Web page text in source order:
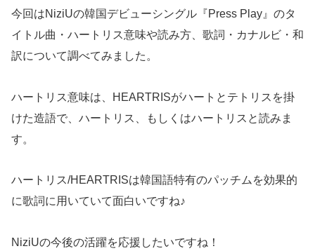
今回はNiziUの韓国デビューシングル『Press Play』のタ
イトル曲・ハートリス意味や読み方、歌詞・カナルビ・和
訳について調べてみました。
ハートリス意味は、HEARTRISがハートとテトリスを掛
けた造語で、ハートリス、もしくはハートリスと読みま
す。
ハートリス/HEARTRISは韓国語特有のパッチムを効果的
に歌詞に用いていて面白いですね♪
NiziUの今後の活躍を応援したいですね！